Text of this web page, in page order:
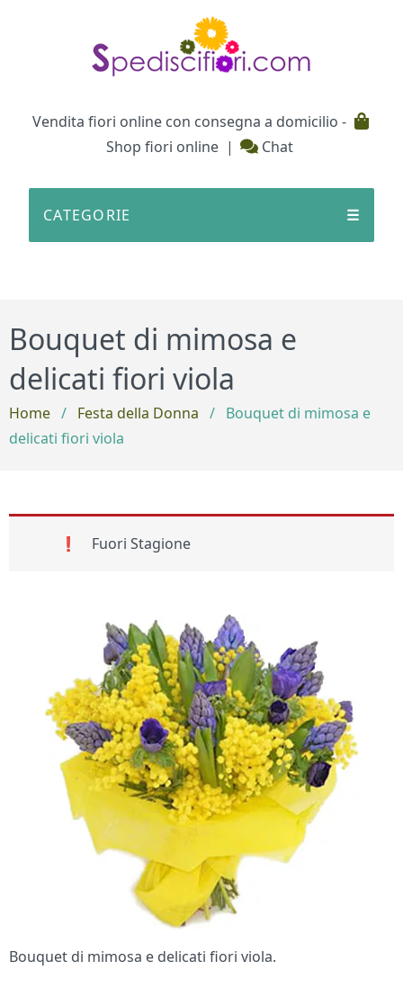
Vendita fiori online con consegna a domicilio -
Shop fiori online | Chat
CATEGORIE ☰
Bouquet di mimosa e
delicati fiori viola
Home / Festa della Donna / Bouquet di mimosa e
delicati fiori viola
Fuori Stagione
Bouquet di mimosa e delicati fiori viola.